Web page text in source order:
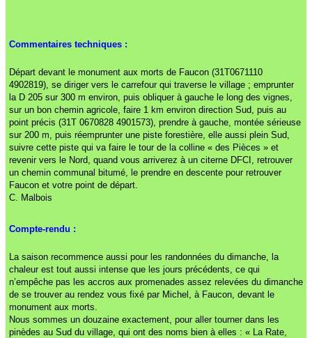
Commentaires techniques :
Départ devant le monument aux morts de Faucon (31T0671110
4902819), se diriger vers le carrefour qui traverse le village ; emprunter
la D 205 sur 300 m environ, puis obliquer à gauche le long des vignes,
sur un bon chemin agricole, faire 1 km environ direction Sud, puis au
point précis (31T 0670828 4901573), prendre à gauche, montée sérieuse
sur 200 m, puis réemprunter une piste forestière, elle aussi plein Sud,
suivre cette piste qui va faire le tour de la colline « des Pièces » et
revenir vers le Nord, quand vous arriverez à un citerne DFCI, retrouver
un chemin communal bitumé, le prendre en descente pour retrouver
Faucon et votre point de départ.
C. Malbois
Compte-rendu :
La saison recommence aussi pour les randonnées du dimanche, la
chaleur est tout aussi intense que les jours précédents, ce qui
n’empêche pas les accros aux promenades assez relevées du dimanche
de se trouver au rendez vous fixé par Michel, à Faucon, devant le
monument aux morts.
Nous sommes un douzaine exactement, pour aller tourner dans les
pinèdes au Sud du village, qui ont des noms bien à elles : « La Rate,